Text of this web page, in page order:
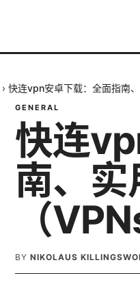
› 快连vpn安卓下载：全面指南
GENERAL
快连
南、
（
BY NIKOLAUS